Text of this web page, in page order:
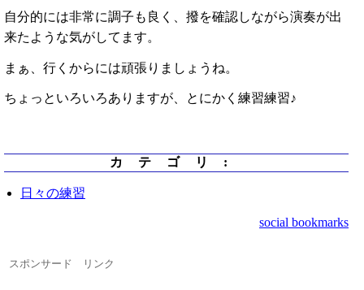
自分的には非常に調子も良く、撥を確認しながら演奏が出
来たような気がしてます。
まぁ、行くからには頑張りましょうね。
ちょっといろいろありますが、とにかく練習練習♪
カテゴリ :
日々の練習
social bookmarks
スポンサード リンク